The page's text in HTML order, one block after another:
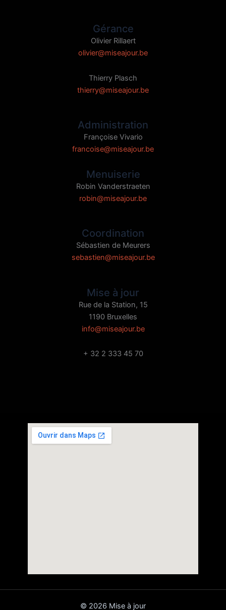
Gérance
Olivier Rillaert
olivier@miseajour.be
Thierry Plasch
thierry@miseajour.be
Administration
Françoise Vivario
francoise@miseajour.be
Menuiserie
Robin Vanderstraeten
robin@miseajour.be
Coordination
Sébastien de Meurers
sebastien@miseajour.be
Mise à jour
Rue de la Station, 15
1190 Bruxelles
info@miseajour.be
+ 32 2 333 45 70
© 2026 Mise à jour